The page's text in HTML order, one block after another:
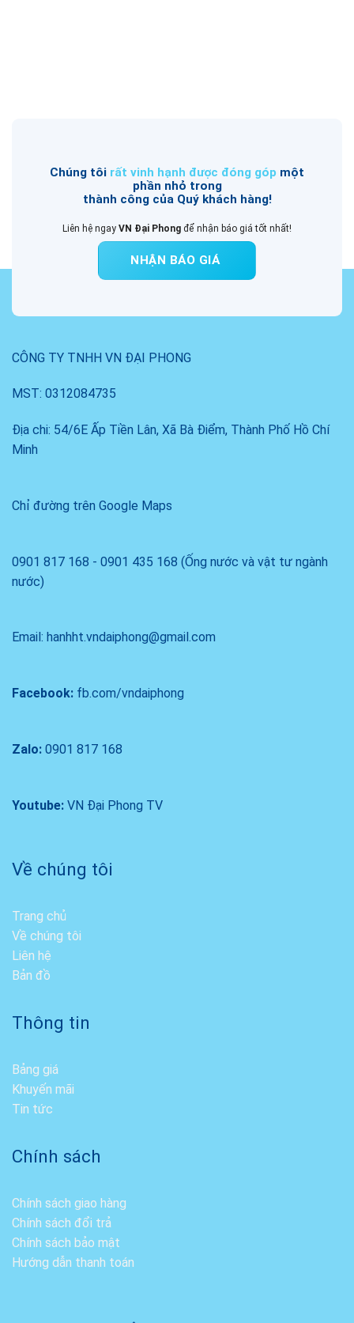
Chúng tôi rất vinh hạnh được đóng góp một
phần nhỏ trong
thành công của Quý khách hàng!
Liên hệ ngay VN Đại Phong để nhận báo giá tốt nhất!
NHẬN BÁO GIÁ
CÔNG TY TNHH VN ĐẠI PHONG
MST: 0312084735
Địa chi: 54/6E Ấp Tiền Lân, Xã Bà Điểm, Thành Phố Hồ Chí
Minh
Chỉ đường trên Google Maps
0901 817 168 - 0901 435 168 (Ống nước và vật tư ngành
nước)
Email: hanhht.vndaiphong@gmail.com
Facebook: fb.com/vndaiphong
Zalo: 0901 817 168
Youtube: VN Đại Phong TV
Về chúng tôi
Trang chủ
Về chúng tôi
Liên hệ
Bản đồ
Thông tin
Bảng giá
Khuyến mãi
Tin tức
Chính sách
Chính sách giao hàng
Chính sách đổi trả
Chính sách bảo mật
Hướng dẫn thanh toán